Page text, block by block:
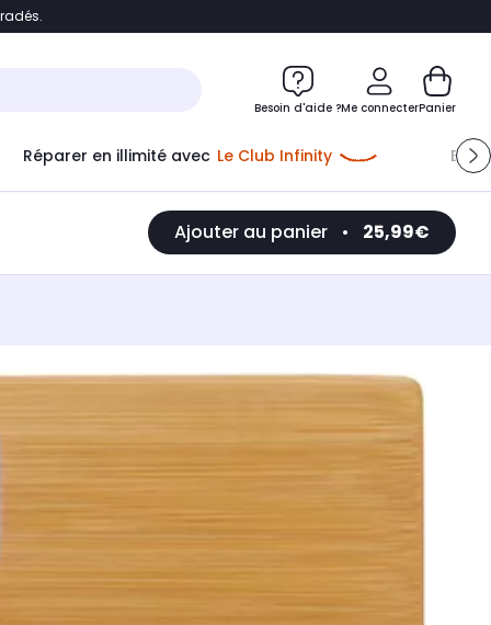
Accéder directement au chatbot
Besoin d'aide ?Me connecterPanier
Réparer en illimité avec Le Club Infinity
Ajouter au panier • 25,99€